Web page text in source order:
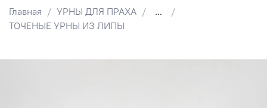
Главная УРНЫ ДЛЯ ПРАХА
...
ТОЧЕНЫЕ УРНЫ ИЗ ЛИПЫ